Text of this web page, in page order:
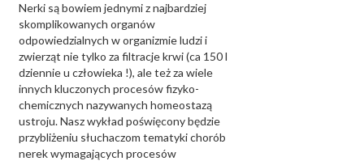
Nerki są bowiem jednymi z najbardziej
skomplikowanych organów
odpowiedzialnych w organizmie ludzi i
zwierząt nie tylko za filtracje krwi (ca 150 l
dziennie u człowieka !), ale też za wiele
innych kluczonych procesów fizyko-
chemicznych nazywanych homeostazą
ustroju. Nasz wykład poświęcony będzie
przybliżeniu słuchaczom tematyki chorób
nerek wymagających procesów